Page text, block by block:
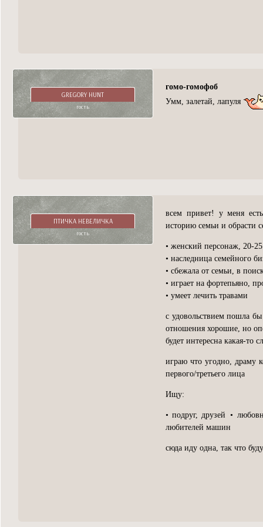
GREGORY HUNT
гость
гомо-гомофоб
Умм, залетай, лапуля
ПТИЧКА НЕВЕЛИЧКА
гость
всем привет! у меня
историю семьи и обрасти
• женский персонаж, 20-
• наследница семейного
• сбежала от семьи, в
• играет на фортепьяно,
• умеет лечить травами
с удовольствием пошла
отношения хорошие, но
будет интересна какая-то
играю что угодно, драму
первого/третьего лица
Ищу:
• подруг, друзей •
любителей машин
сюда иду одна, так что